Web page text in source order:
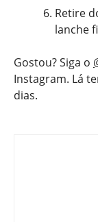
Retire
lanche
Gostou? Siga o
Instagram. Lá
dias.